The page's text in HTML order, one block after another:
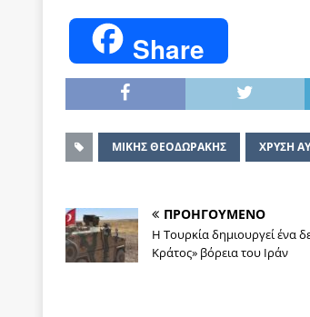
Share
ΜΙΚΗΣ ΘΕΟΔΩΡΑΚΗΣ ΧΡΥΣΗ
ΠΡΟΗΓΟΥΜΕΝΟ
Η Τουρκία δημιουργεί ένα
Κράτος» βόρεια του Ιράν